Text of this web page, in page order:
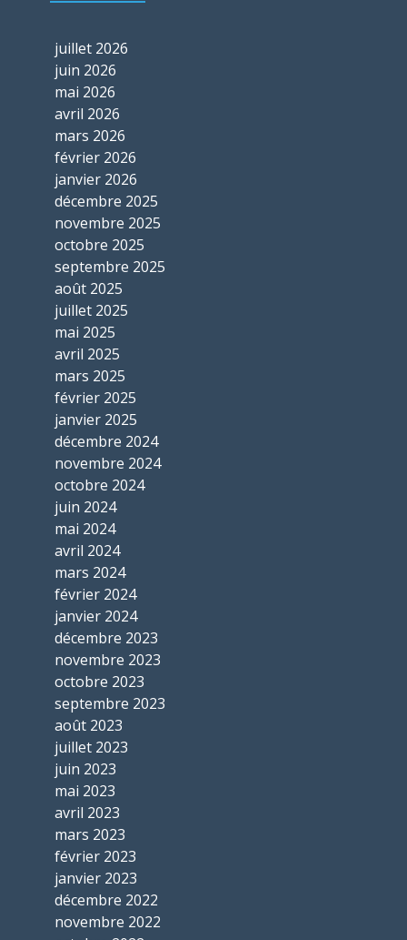
juillet 2026
juin 2026
mai 2026
avril 2026
mars 2026
février 2026
janvier 2026
décembre 2025
novembre 2025
octobre 2025
septembre 2025
août 2025
juillet 2025
mai 2025
avril 2025
mars 2025
février 2025
janvier 2025
décembre 2024
novembre 2024
octobre 2024
juin 2024
mai 2024
avril 2024
mars 2024
février 2024
janvier 2024
décembre 2023
novembre 2023
octobre 2023
septembre 2023
août 2023
juillet 2023
juin 2023
mai 2023
avril 2023
mars 2023
février 2023
janvier 2023
décembre 2022
novembre 2022